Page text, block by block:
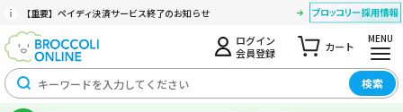
【重要】ペイディ決済サービス終了のお知らせ
ログイン
会員登録
カート
MENU
検索